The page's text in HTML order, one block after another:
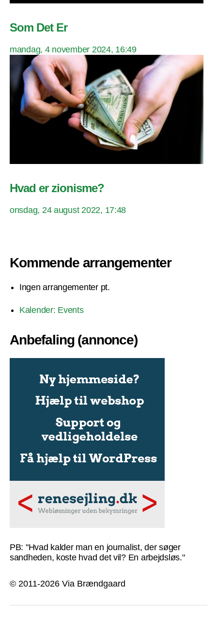
Som Det Er
mandag, 4 november 2024, 16:49
Hvad er zionisme?
onsdag, 24 august 2022, 17:48
Kommende arrangementer
Ingen arrangementer pt.
Kalender: Events
Anbefaling (annonce)
PB: "Hvad kalder man en journalist, der søger
sandheden, koste hvad det vil? En arbejdsløs."
© 2011-2026 Via Brændgaard